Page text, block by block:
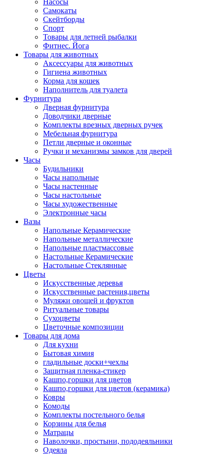
Самокаты
Скейтборды
Спорт
Товары для летней рыбалки
Фитнес. Йога
Товары для животных
Аксессуары для животных
Гигиена животных
Корма для кошек
Наполнитель для туалета
Фурнитура
Дверная фурнитура
Доводчики дверные
Комплекты врезных дверных ручек
Мебельная фурнитура
Петли дверные и оконные
Ручки и механизмы замков для дверей
Часы
Будильники
Часы напольные
Часы настенные
Часы настольные
Часы художественные
Электронные часы
Вазы
Напольные Керамические
Напольные металлические
Напольные пластмассовые
Настольные Керамические
Настольные Стеклянные
Цветы
Искусственные деревья
Искусственные растения,цветы
Муляжи овощей и фруктов
Ритуальные товары
Сухоцветы
Цветочные композиции
Товары для дома
Для кухни
Бытовая химия
гладильные доски+чехлы
Защитная пленка-стикер
Кашпо,горшки для цветов
Кашпо,горшки для цветов (керамика)
Ковры
Комоды
Комплекты постельного белья
Корзины для белья
Матрацы
Наволочки, простыни, пододеяльники
Одеяла